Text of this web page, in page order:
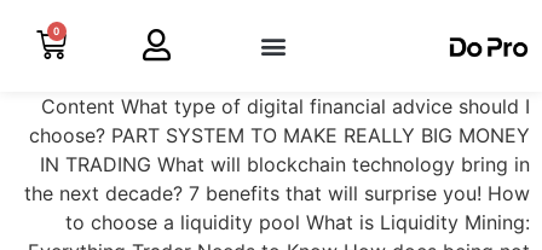
0
Content What type of digital financial advice should I
choose? PART SYSTEM TO MAKE REALLY BIG MONEY
IN TRADING What will blockchain technology bring in
the next decade? 7 benefits that will surprise you! How
to choose a liquidity pool What is Liquidity Mining: